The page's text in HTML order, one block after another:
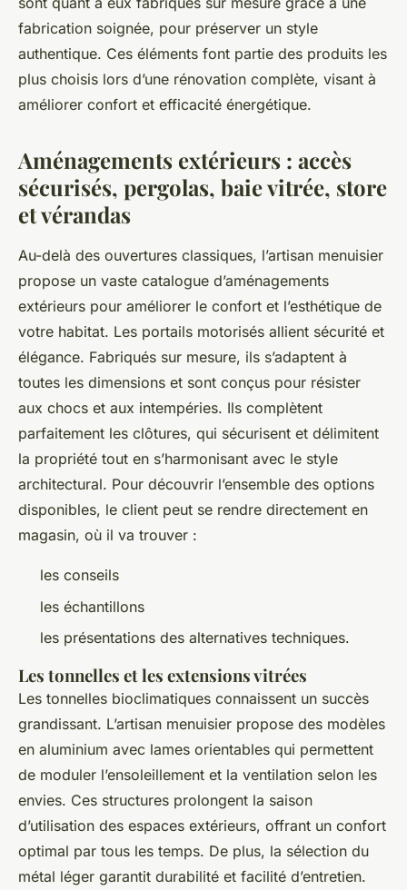
fabrication soignée, pour préserver un style
authentique. Ces éléments font partie des produits les
plus choisis lors d’une rénovation complète, visant à
améliorer confort et efficacité énergétique.
Aménagements extérieurs : accès
sécurisés, pergolas, baie vitrée, store
et vérandas
Au-delà des ouvertures classiques, l’artisan menuisier
propose un vaste catalogue d’aménagements
extérieurs pour améliorer le confort et l’esthétique de
votre habitat. Les portails motorisés allient sécurité et
élégance. Fabriqués sur mesure, ils s’adaptent à
toutes les dimensions et sont conçus pour résister
aux chocs et aux intempéries. Ils complètent
parfaitement les clôtures, qui sécurisent et délimitent
la propriété tout en s’harmonisant avec le style
architectural. Pour découvrir l’ensemble des options
disponibles, le client peut se rendre directement en
magasin, où il va trouver :
les conseils
les échantillons
les présentations des alternatives techniques.
Les tonnelles et les extensions vitrées
Les tonnelles bioclimatiques connaissent un succès
grandissant. L’artisan menuisier propose des modèles
en aluminium avec lames orientables qui permettent
de moduler l’ensoleillement et la ventilation selon les
envies. Ces structures prolongent la saison
d’utilisation des espaces extérieurs, offrant un confort
optimal par tous les temps. De plus, la sélection du
métal léger garantit durabilité et facilité d’entretien.